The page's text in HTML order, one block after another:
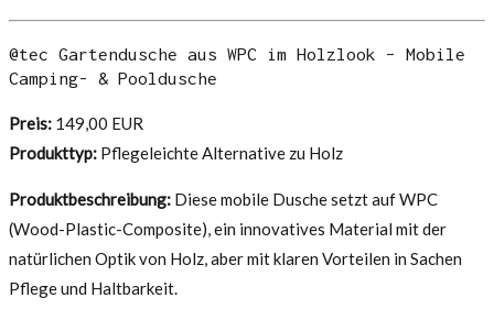
@tec Gartendusche aus WPC im Holzlook – Mobile
Camping- & Pooldusche
Preis: 149,00 EUR
Produkttyp: Pflegeleichte Alternative zu Holz
Produktbeschreibung: Diese mobile Dusche setzt auf WPC
(Wood-Plastic-Composite), ein innovatives Material mit der
natürlichen Optik von Holz, aber mit klaren Vorteilen in Sachen
Pflege und Haltbarkeit.